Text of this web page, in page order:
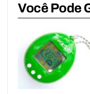
Você Pode